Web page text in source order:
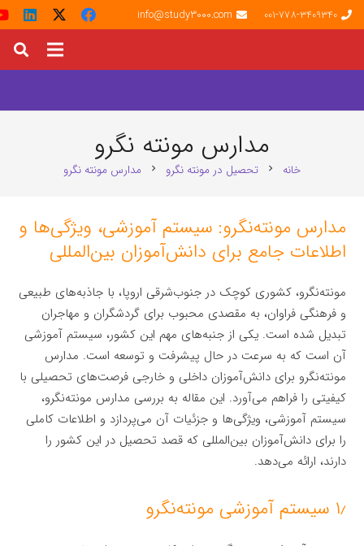
001-778-3409340
info@study3000.com
مدارس مونته‌ نگرو
خانه chevron_right تحصیل در مونته‌ نگرو chevron_right مدارس مونته‌ نگرو
مدارس مونته‌نگرو: سیستم آموزشی، ویژگی‌ها و
اطلاعات جامع برای دانش‌آموزان بین‌المللی
مونته‌نگرو، کشوری کوچک در جنوب‌شرقی اروپا، با جاذبه‌های طبیعی
و فرهنگی فراوان، به مقصدی محبوب برای گردشگران و مهاجران
تبدیل شده است. یکی از جنبه‌های مهم این کشور، سیستم آموزشی
آن است که به سرعت در حال پیشرفت و توسعه است. مدارس
مونته‌نگرو برای دانش‌آموزان داخلی و خارجی فرصت‌های تحصیلی با
کیفیتی را فراهم می‌آورد. این مقاله به بررسی مدارس مونته‌نگرو،
سیستم آموزشی، ویژگی‌ها و جزئیات آن می‌پردازد و اطلاعات کاملی
را برای دانش‌آموزان بین‌المللی که قصد تحصیل در این کشور را
دارند، ارائه می‌دهد.
۱٫ سیستم آموزشی مونته‌نگرو